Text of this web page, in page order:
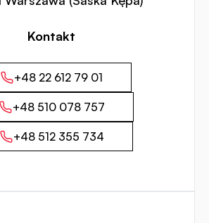
Kontakt
+48 22 612 79 01
+48 510 078 757
+48 512 355 734